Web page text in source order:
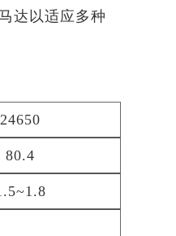
达以适应多种
24650
80.4